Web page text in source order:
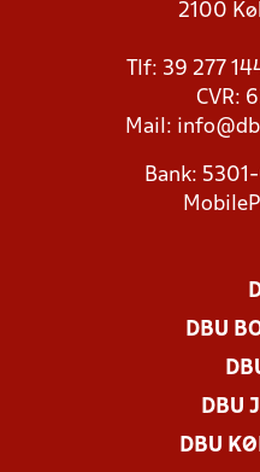
2100
Tlf: 39 277
CVR:
Mail:
Bank:
DBU
DBU
DBU